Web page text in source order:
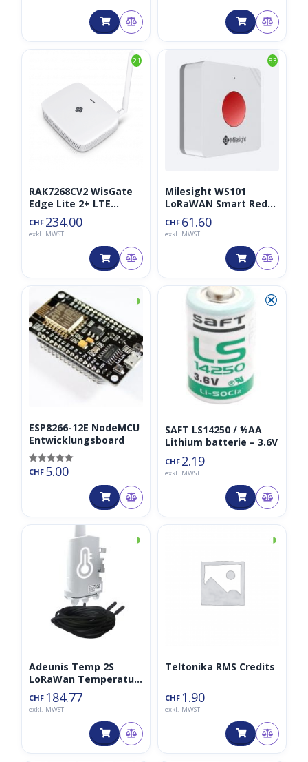
ER14500)
21
RAK7268CV2 WisGate
Edge Lite 2+ LTE
Gateway LoraWAN
868MHz
CHF 234.00
exkl. MWST
83
Milesight WS101
LoRaWAN Smart Red
SOS Button
CHF 61.60
exkl. MWST
◑
ESP8266-12E NodeMCU
Entwicklungsboard
Bewertet mit
CHF 5.00
⮿
SAFT LS14250 / ½AA
Lithium batterie – 3.6V
CHF 2.19
exkl. MWST
◑
Adeunis Temp 2S
LoRaWan Temperatur
Sensor 868MHz
CHF 184.77
exkl. MWST
◑
Teltonika RMS Credits
CHF 1.90
exkl. MWST